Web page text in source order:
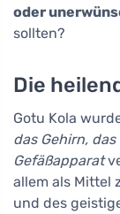
oder
sollten?
Die
Gotu Kola
das Gehirn,
Gefäßapparat
allem als Mittel
und des